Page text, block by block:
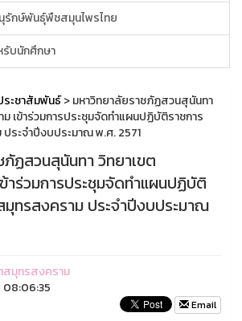
รักษ์พันธุ์พืชสมุนไพรไทย
รับนักศึกษา
ระชาสัมพันธ์> มหาวิทยาลัยราชภัฏสวนสุนันทา
เข้าร่วมการประชุมจัดทำแผนปฏิบัติราชการ
ระจำปีงบประมาณ พ.ศ. 2571
ฏสวนสุนันทา วิทยาเขต
าร่วมการประชุมจัดทำแผนปฏิบัติ
มุทรสงคราม ประจำปีงบประมาณ
สมุทรสงคราม
08:06:35
Email